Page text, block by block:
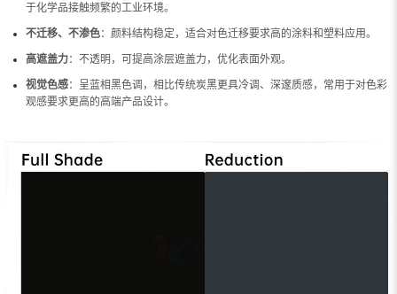
于化学品接触频繁的工业环境。
不迁移、不渗色：颜料结构稳定，适合对色迁移要求高的涂料和塑料应用。
高遮盖力：不透明，可提高涂层遮盖力，优化表面外观。
视觉色感：呈蓝相黑色调，相比传统炭黑更具冷调、深邃质感，常用于对色彩
观感要求更高的高端产品设计。